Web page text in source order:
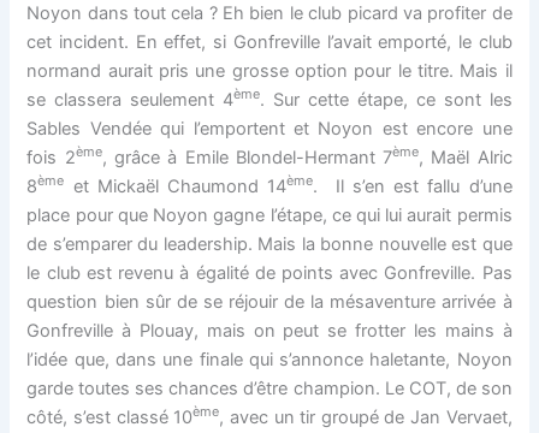
Noyon dans tout cela ? Eh bien le club picard va profiter de
cet incident. En effet, si Gonfreville l’avait emporté, le club
normand aurait pris une grosse option pour le titre. Mais il
se classera seulement 4ème. Sur cette étape, ce sont les
Sables Vendée qui l’emportent et Noyon est encore une
fois 2ème, grâce à Emile Blondel-Hermant 7ème, Maël Alric
8ème et Mickaël Chaumond 14ème. Il s’en est fallu d’une
place pour que Noyon gagne l’étape, ce qui lui aurait permis
de s’emparer du leadership. Mais la bonne nouvelle est que
le club est revenu à égalité de points avec Gonfreville. Pas
question bien sûr de se réjouir de la mésaventure arrivée à
Gonfreville à Plouay, mais on peut se frotter les mains à
l’idée que, dans une finale qui s’annonce haletante, Noyon
garde toutes ses chances d’être champion. Le COT, de son
côté, s’est classé 10ème, avec un tir groupé de Jan Vervaet,